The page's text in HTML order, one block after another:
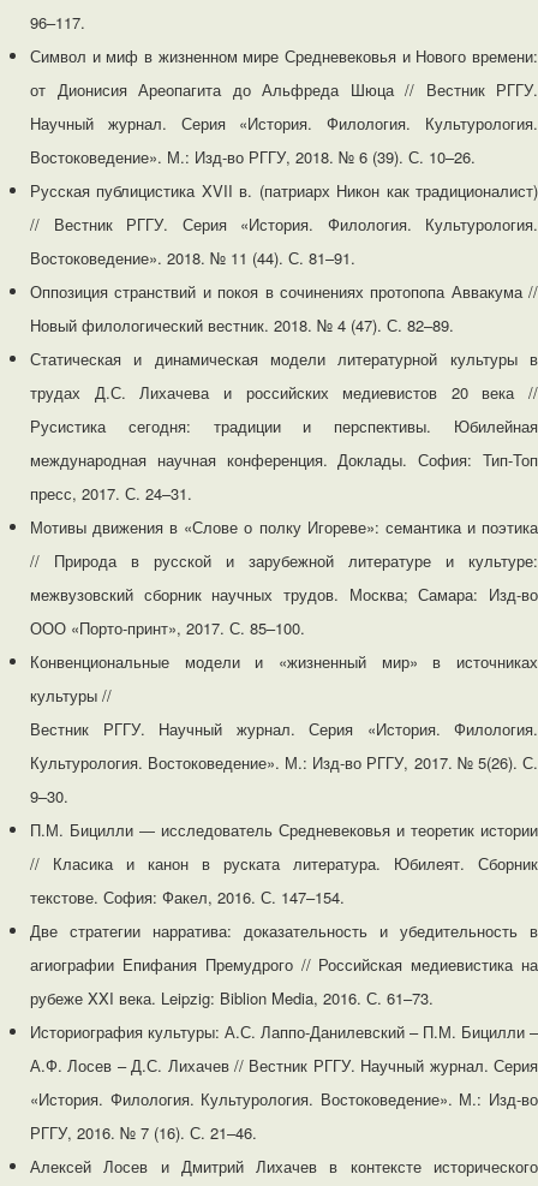
96–117.
Символ и миф в жизненном мире Средневековья и Нового времени:
от Дионисия Ареопагита до Альфреда Шюца // Вестник РГГУ.
Научный журнал. Серия «История. Филология. Культурология.
Востоковедение». М.: Изд-во РГГУ, 2018. № 6 (39). С. 10–26.
Русская публицистика XVII в. (патриарх Никон как традиционалист)
// Вестник РГГУ. Серия «История. Филология. Культурология.
Востоковедение». 2018. № 11 (44). С. 81–91.
Оппозиция странствий и покоя в сочинениях протопопа Аввакума //
Новый филологический вестник. 2018. № 4 (47). С. 82–89.
Статическая и динамическая модели литературной культуры в
трудах Д.С. Лихачева и российских медиевистов 20 века //
Русистика сегодня: традиции и перспективы. Юбилейная
международная научная конференция. Доклады. София: Тип-Топ
пресс, 2017. С. 24–31.
Мотивы движения в «Слове о полку Игореве»: семантика и поэтика
// Природа в русской и зарубежной литературе и культуре:
межвузовский сборник научных трудов. Москва; Самара: Изд-во
ООО «Порто-принт», 2017. С. 85–100.
Конвенциональные модели и «жизненный мир» в источниках
культуры //
Вестник РГГУ. Научный журнал. Серия «История. Филология.
Культурология. Востоковедение». М.: Изд-во РГГУ, 2017. № 5(26). С.
9–30.
П.М. Бицилли ― исследователь Средневековья и теоретик истории
// Класика и канон в руската литература. Юбилеят. Сборник
текстове. София: Факел, 2016. С. 147–154.
Две стратегии нарратива: доказательность и убедительность в
агиографии Епифания Премудрого // Российская медиевистика на
рубеже XXI века. Leipzig: Biblion Media, 2016. С. 61–73.
Историография культуры: А.С. Лаппо-Данилевский – П.М. Бицилли –
А.Ф. Лосев – Д.С. Лихачев // Вестник РГГУ. Научный журнал. Серия
«История. Филология. Культурология. Востоковедение». М.: Изд-во
РГГУ, 2016. № 7 (16). С. 21–46.
Алексей Лосев и Дмитрий Лихачев в контексте исторического